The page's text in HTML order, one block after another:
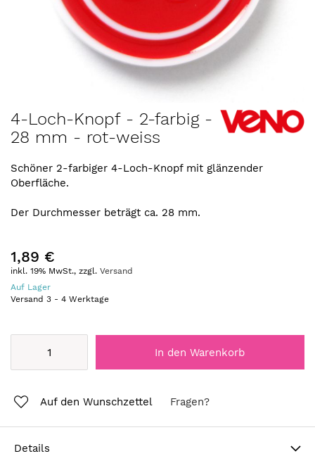
Anfang
der
springen
4-Loch-Knopf - 2-farbig -
28 mm - rot-weiss
Schöner 2-farbiger 4-Loch-Knopf mit glänzender
Oberfläche.
Der Durchmesser beträgt ca. 28 mm.
1,89 €
inkl. 19% MwSt., zzgl. Versand
Auf Lager
Versand 3 - 4 Werktage
In den Warenkorb
Auf den Wunschzettel Fragen?
Details